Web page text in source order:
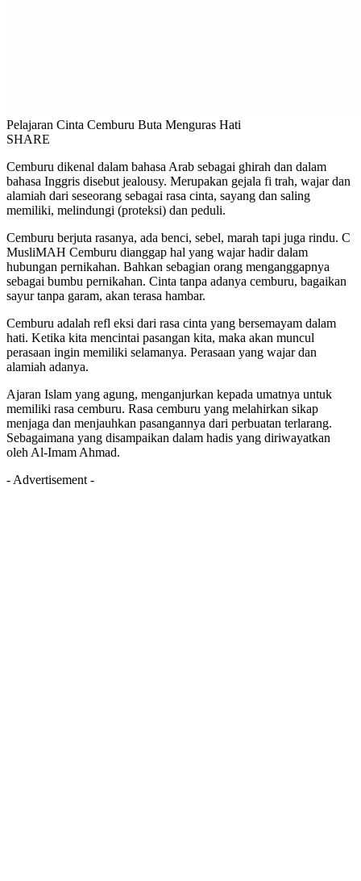
Pelajaran Cinta Cemburu Buta Menguras Hati
SHARE
Cemburu dikenal dalam bahasa Arab sebagai ghirah dan dalam
bahasa Inggris disebut jealousy. Merupakan gejala fi trah, wajar dan
alamiah dari seseorang sebagai rasa cinta, sayang dan saling
memiliki, melindungi (proteksi) dan peduli.
Cemburu berjuta rasanya, ada benci, sebel, marah tapi juga rindu. C
MusliMAH Cemburu dianggap hal yang wajar hadir dalam
hubungan pernikahan. Bahkan sebagian orang menganggapnya
sebagai bumbu pernikahan. Cinta tanpa adanya cemburu, bagaikan
sayur tanpa garam, akan terasa hambar.
Cemburu adalah refl eksi dari rasa cinta yang bersemayam dalam
hati. Ketika kita mencintai pasangan kita, maka akan muncul
perasaan ingin memiliki selamanya. Perasaan yang wajar dan
alamiah adanya.
Ajaran Islam yang agung, menganjurkan kepada umatnya untuk
memiliki rasa cemburu. Rasa cemburu yang melahirkan sikap
menjaga dan menjauhkan pasangannya dari perbuatan terlarang.
Sebagaimana yang disampaikan dalam hadis yang diriwayatkan
oleh Al-Imam Ahmad.
- Advertisement -